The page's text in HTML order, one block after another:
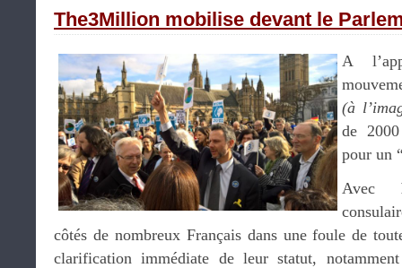
The3Million mobilise devant le
A
(à
de
pour un
Avec
côtés de nombreux Français dans une foule de
clarification immédiate de leur statut,